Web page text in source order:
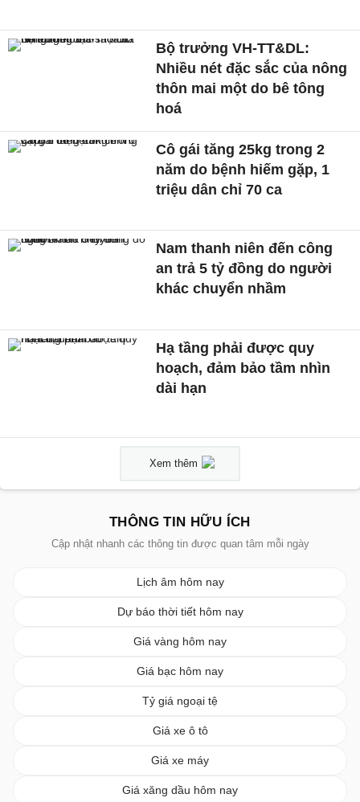
Bộ trưởng VH-TT&DL:
Nhiều nét đặc sắc của nông
thôn mai một do bê tông
hoá
Cô gái tăng 25kg trong 2
năm do bệnh hiếm gặp, 1
triệu dân chỉ 70 ca
Nam thanh niên đến công
an trả 5 tỷ đồng do người
khác chuyển nhầm
Hạ tầng phải được quy
hoạch, đảm bảo tầm nhìn
dài hạn
Xem thêm
THÔNG TIN HỮU ÍCH
Cập nhật nhanh các thông tin được quan tâm mỗi ngày
Lịch âm hôm nay
Dự báo thời tiết hôm nay
Giá vàng hôm nay
Giá bạc hôm nay
Tỷ giá ngoại tệ
Giá xe ô tô
Giá xe máy
Giá xăng dầu hôm nay